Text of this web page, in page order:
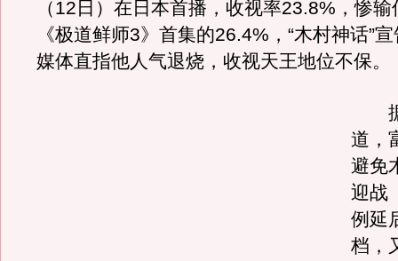
（12日）在日本首播，收视率23.8%，惨
《极道鲜师3》首集的26.4%，“木村神话”
媒体直指他人气退烧，收视天王地位不保。
据
道，
避免
迎战
例延
档，